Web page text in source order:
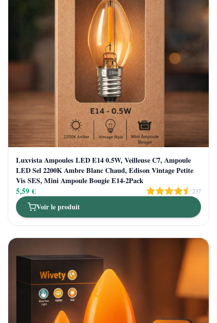
Luxvista Ampoules LED E14 0.5W, Veilleuse C7, Ampoule
LED Sel 2200K Ambre Blanc Chaud, Edison Vintage Petite
Vis SES, Mini Ampoule Bougie E14-2Pack
5,59 € 237
Voir le produit